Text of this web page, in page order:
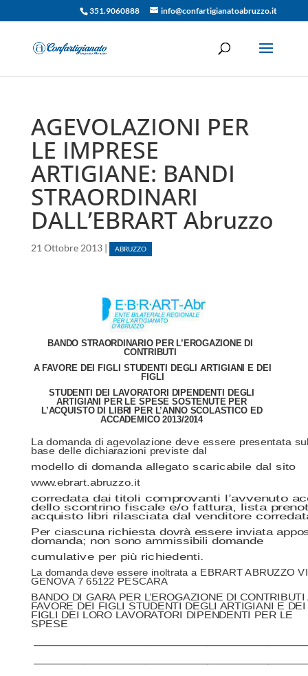
351.9060888 info@confartigianatoabruzzo.it
AGEVOLAZIONI PER
LE IMPRESE
ARTIGIANE: BANDI
STRAORDINARI
DALL’EBRART Abruzzo
21 Ottobre 2013| ABRUZZO
BANDO STRAORDINARIO PER L’EROGAZIONE DI
CONTRIBUTI
A FAVORE DEI FIGLI STUDENTI DEGLI ARTIGIANI E DEI
FIGLI
STUDENTI DEI LAVORATORI DIPENDENTI DEGLI
ARTIGIANI PER LE SPESE SOSTENUTE PER
L’ACQUISTO DI LIBRI PER L’ANNO SCOLASTICO ED
ACCADEMICO 2013/2014
La domanda di agevolazione deve essere presentata
base delle dichiarazioni previste dal
modello di domanda allegato scaricabile dal sito
www.ebrart.abruzzo.it
corredata dai titoli comprovanti l’avvenuto
dello scontrino fiscale e/o fattura, lista
acquisto libri rilasciata dal venditore
Per ciascuna richiesta dovrà essere inviata
domanda; non sono ammissibili domande
cumulative per più richiedenti.
La domanda deve essere inoltrata a EBRART ABRUZZO
GENOVA 7 65122 PESCARA
BANDO DI GARA PER L’EROGAZIONE DI CONTRIBUTI
FAVORE DEI FIGLI STUDENTI DEGLI ARTIGIANI E DEI
FIGLI DEI LORO LAVORATORI DIPENDENTI PER LE
SPESE